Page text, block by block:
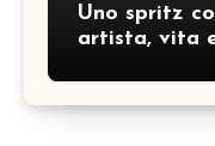
Uno spritz
artista, vita